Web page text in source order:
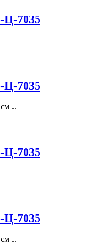
7035
7035
...
7035
7035
...